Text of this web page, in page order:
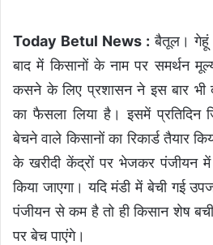
Today Betul News : बैतूल। गेहूं
बाद में किसानों के नाम पर समर्थन
कसने के लिए प्रशासन ने इस बार भी
का फैसला लिया है। इसमें प्रतिदिन
बेचने वाले किसानों का रिकार्ड तैयार
के खरीदी केंद्रों पर भेजकर पंजीयन में
किया जाएगा। यदि मंडी में बेची गई
पंजीयन से कम है तो ही किसान शेष
पर बेच पाएंगे।